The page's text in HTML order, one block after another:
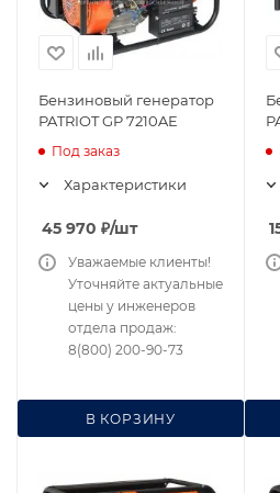
Бензиновый генератор
PATRIOT GP 7210AE
Под заказ
Характеристики
45 970 ₽/шт
В КОРЗИНУ
Уважаемые клиенты!
Уточняйте актуальные
цены у инженеров
отдела продаж:
8(800) 200-90-73